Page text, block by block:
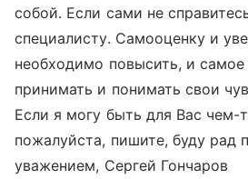
собой. Если сами не
специалисту. Самооценку и
необходимо повысить, и самое
принимать и понимать свои
Если я могу быть для Вас чем-
пожалуйста, пишите, буду рад
уважением, Сергей Гончаров